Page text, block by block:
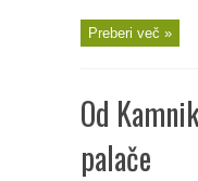
Preberi več »
Od
palače